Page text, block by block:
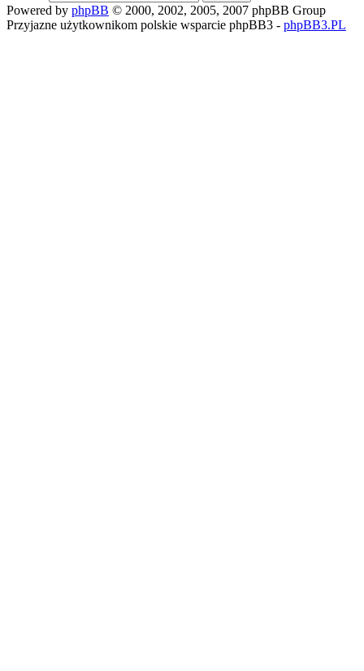
Powered by phpBB © 2000, 2002, 2005, 2007 phpBB Group
Przyjazne użytkownikom polskie wsparcie phpBB3 - phpBB3.PL